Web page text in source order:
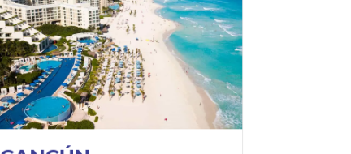
Disfruta de sus increíbles y
diversas playas.
Conoce sus zonas
arqueológicas.
Visita sus increíbles centros
comerciales.
Atrévete a participar en sus